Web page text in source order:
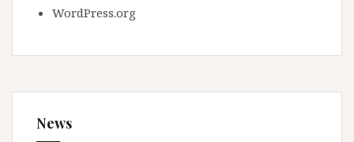
WordPress.org
News